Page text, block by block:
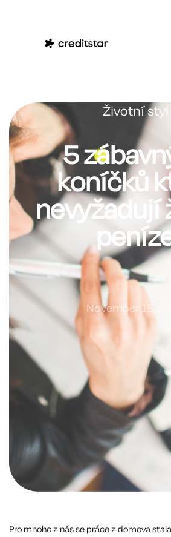
Životní styl
5
koníčků
nevyžadují
November 15,
Pro mnoho z nás se práce z domova